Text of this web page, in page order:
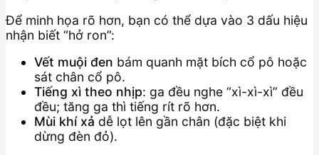
Để minh họa rõ hơn, bạn có thể dựa vào 3 dấu hiệu
nhận biết “hở ron”:
Vết muội đen bám quanh mặt bích cổ pô hoặc
sát chân cổ pô.
Tiếng xì theo nhịp: ga đều nghe “xì-xì-xì” đều
đều; tăng ga thì tiếng rít rõ hơn.
Mùi khí xả dễ lọt lên gần chân (đặc biệt khi
dừng đèn đỏ).